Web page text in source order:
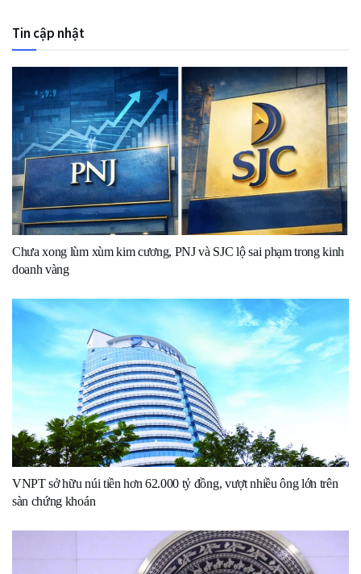
Tin cập nhật
Chưa xong lùm xùm kim cương, PNJ và SJC lộ sai phạm trong kinh
doanh vàng
VNPT sở hữu núi tiền hơn 62.000 tỷ đồng, vượt nhiều ông lớn trên
sàn chứng khoán